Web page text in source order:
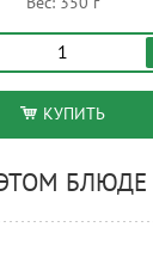
КУПИТЬ
БЛЮДЕ